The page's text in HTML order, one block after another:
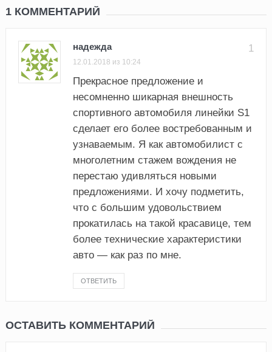
1 КОММЕНТАРИЙ
1
надежда
12.01.2018 из 10:24
Прекрасное предложение и
несомненно шикарная внешность
спортивного автомобиля линейки S1
сделает его более востребованным и
узнаваемым. Я как автомобилист с
многолетним стажем вождения не
перестаю удивляться новыми
предложениями. И хочу подметить,
что с большим удовольствием
прокатилась на такой красавице, тем
более технические характеристики
авто — как раз по мне.
ОТВЕТИТЬ
ОСТАВИТЬ КОММЕНТАРИЙ